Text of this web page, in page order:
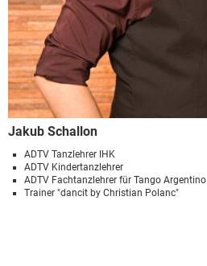
Jakub Schallon
ADTV Tanzlehrer IHK
ADTV Kindertanzlehrer
ADTV Fachtanzlehrer für Tango Argentino
Trainer "dancit by Christian Polanc"